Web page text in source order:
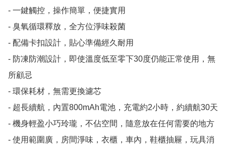
- 一鍵觸控，操作簡單，便捷實用
- 臭氧循環釋放，全方位淨味殺菌
- 配備卡扣設計，貼心準備經久耐用
- 防凍防潮設計，即使溫度低至零下30度仍能正常使用，無
所顧忌
- 環保耗材，無需更換濾芯
- 超長續航，內置800mAh電池，充電約2小時，約續航30天
- 機身輕盈小巧玲瓏，不佔空間，隨意放在任何需要的地方
- 使用範圍廣，房間淨味，衣櫃，車內，鞋櫃抽屜，玩具消